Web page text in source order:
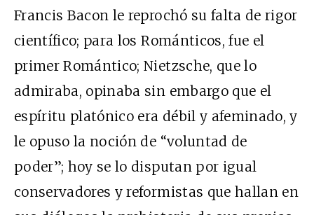
Francis Bacon le reprochó su falta de rigor
científico; para los Románticos, fue el
primer Romántico; Nietzsche, que lo
admiraba, opinaba sin embargo que el
espíritu platónico era débil y afeminado, y
le opuso la noción de “voluntad de
poder”; hoy se lo disputan por igual
conservadores y reformistas que hallan en